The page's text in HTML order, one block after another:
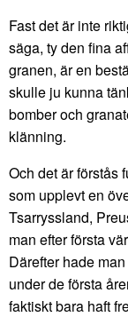
Fast det är inte
säga, ty den fina
granen, är en
skulle ju kunna
bomber och
klänning.
Och det är förstås
som upplevt en
Tsarryssland,
man efter första
Därefter hade
under de första
faktiskt bara haft